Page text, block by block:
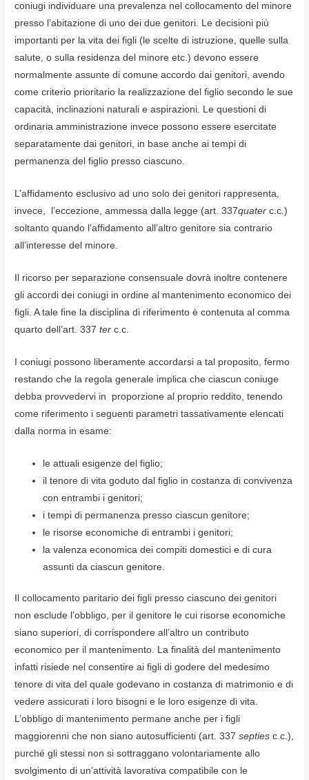
coniugi individuare una prevalenza nel collocamento del minore
presso l’abitazione di uno dei due genitori. Le decisioni più
importanti per la vita dei figli (le scelte di istruzione, quelle sulla
salute, o sulla residenza del minore etc.) devono essere
normalmente assunte di comune accordo dai genitori, avendo
come criterio prioritario la realizzazione del figlio secondo le sue
capacità, inclinazioni naturali e aspirazioni. Le questioni di
ordinaria amministrazione invece possono essere esercitate
separatamente dai genitori, in base anche ai tempi di
permanenza del figlio presso ciascuno.
L’affidamento esclusivo ad uno solo dei genitori rappresenta,
invece, l’eccezione, ammessa dalla legge (art. 337quaterc.c.)
soltanto quando l’affidamento all’altro genitore sia contrario
all’interesse del minore.
Il ricorso per separazione consensuale dovrà inoltre contenere
gli accordi dei coniugi in ordine al mantenimento economico dei
figli. A tale fine la disciplina di riferimento è contenuta al comma
quarto dell’art. 337terc.c.
I coniugi possono liberamente accordarsi a tal proposito, fermo
restando che la regola generale implica che ciascun coniuge
debba provvedervi in proporzione al proprio reddito, tenendo
come riferimento i seguenti parametri tassativamente elencati
dalla norma in esame:
le attuali esigenze del figlio;
il tenore di vita goduto dal figlio in costanza di convivenza
con entrambi i genitori;
i tempi di permanenza presso ciascun genitore;
le risorse economiche di entrambi i genitori;
la valenza economica dei compiti domestici e di cura
assunti da ciascun genitore.
Il collocamento paritario dei figli presso ciascuno dei genitori
non esclude l’obbligo, per il genitore le cui risorse economiche
siano superiori, di corrispondere all’altro un contributo
economico per il mantenimento. La finalità del mantenimento
infatti risiede nel consentire ai figli di godere del medesimo
tenore di vita del quale godevano in costanza di matrimonio e di
vedere assicurati i loro bisogni e le loro esigenze di vita.
L’obbligo di mantenimento permane anche per i figli
maggiorenni che non siano autosufficienti (art. 337septies c.c.),
purché gli stessi non si sottraggano volontariamente allo
svolgimento di un’attività lavorativa compatibile con le